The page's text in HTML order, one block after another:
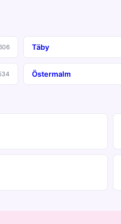
Täby
Östermalm